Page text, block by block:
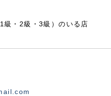
・2級・3級）のいる店